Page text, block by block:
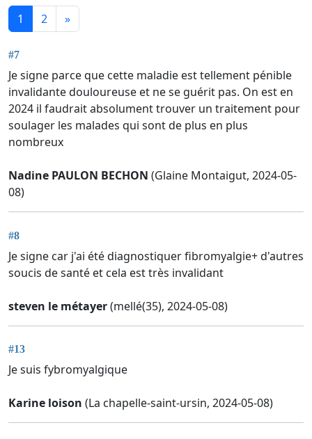
1 2 »
#7
Je signe parce que cette maladie est tellement pénible
invalidante douloureuse et ne se guérit pas. On est en
2024 il faudrait absolument trouver un traitement pour
soulager les malades qui sont de plus en plus
nombreux
Nadine PAULON BECHON (Glaine Montaigut, 2024-05-
08)
#8
Je signe car j'ai été diagnostiquer fibromyalgie+ d'autres
soucis de santé et cela est très invalidant
steven le métayer(mellé(35), 2024-05-08)
#13
Je suis fybromyalgique
Karine loison (La chapelle-saint-ursin, 2024-05-08)